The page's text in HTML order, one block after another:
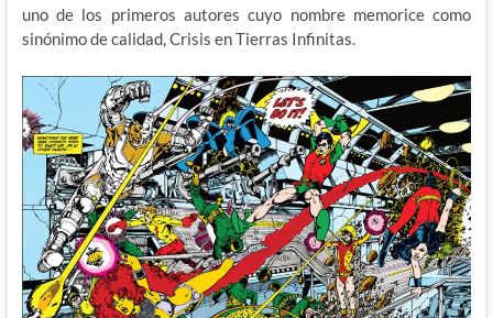
uno de los primeros autores cuyo nombre memorice como
sinónimo de calidad, Crisis en Tierras Infinitas.